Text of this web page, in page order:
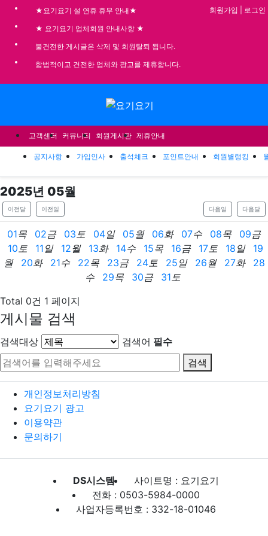
★요기요기 설 연휴 휴무 안내★
★ 요기요기 업체회원 안내사항 ★
불건전한 게시글은 삭제 및 회원탈퇴 됩니다.
합법적이고 건전한 업체와 광고를 제휴합니다.
회원가입 로그인
고객센터 커뮤니티 회원게시판 제휴안내
공지사항 가입인사 출석체크 포인트안내 회원별랭킹
2025년 05월
이전달 이전일 다음일 다음달
01목 02금 03토 04일 05월 06화 07수 08목 09금
10토 11 일 12월 13화 14수 15목 16금 17토 18 일
19
월
20화 21수 22목 23금 24토 25 일 26월 27화
28
수
29목 30금 31토
Total 0건 1 페이지
게시물 검색
검색대상 검색어 필수
검색
개인정보처리방침
요기요기 광고
이용약관
문의하기
DS시스템
사이트명 : 요기요기
전화 : 0503-5984-0000
사업자등록번호 : 332-18-01046